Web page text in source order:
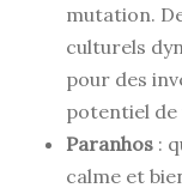
mutation.
culturels
pour des
potentiel
Paranhos :
calme et